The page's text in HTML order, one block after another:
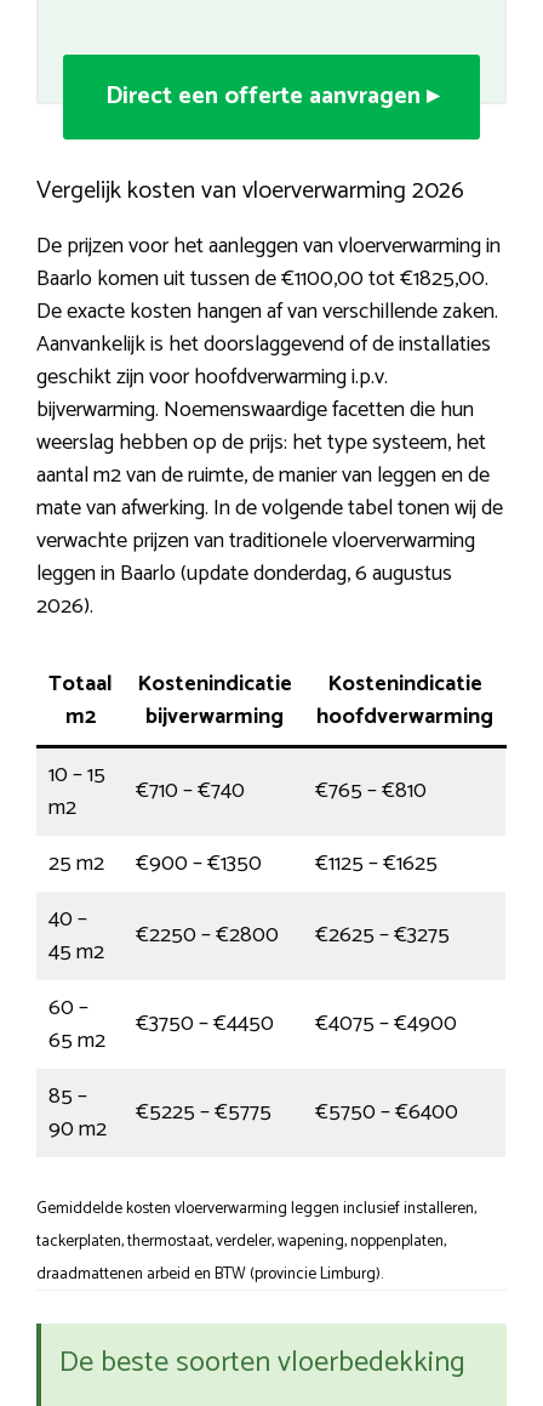
Direct een offerte aanvragen ▸
Vergelijk kosten van vloerverwarming 2026
De prijzen voor het aanleggen van vloerverwarming in
Baarlo komen uit tussen de €1100,00 tot €1825,00.
De exacte kosten hangen af van verschillende zaken.
Aanvankelijk is het doorslaggevend of de installaties
geschikt zijn voor hoofdverwarming i.p.v.
bijverwarming. Noemenswaardige facetten die hun
weerslag hebben op de prijs: het type systeem, het
aantal m2 van de ruimte, de manier van leggen en de
mate van afwerking. In de volgende tabel tonen wij de
verwachte prijzen van traditionele vloerverwarming
leggen in Baarlo (update donderdag, 6 augustus
2026).
Totaal
m2
Kostenindicatie
bijverwarming
Kostenindicatie
hoofdverwarming
10 – 15
m2
€710 – €740
€765 – €810
25 m2
€900 – €1350
€1125 – €1625
40 –
45 m2
€2250 – €2800
€2625 – €3275
60 –
65 m2
€3750 – €4450
€4075 – €4900
85 –
90 m2
€5225 – €5775 €5750 – €6400
Gemiddelde kosten vloerverwarming leggen inclusief installeren,
tackerplaten, thermostaat, verdeler, wapening, noppenplaten,
draadmattenen arbeid en BTW (provincie Limburg).
De beste soorten vloerbedekking